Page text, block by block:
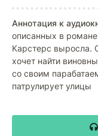
Аннотация к
описанных в
Карстерс выросла.
хочет найти
со своим
патрулирует улицы